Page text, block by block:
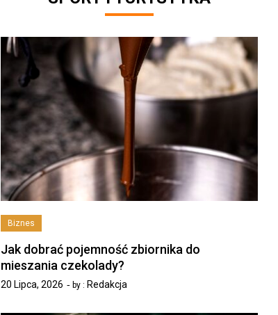
Biznes
Jak dobrać pojemność zbiornika do
mieszania czekolady?
20 Lipca, 2026 by : Redakcja